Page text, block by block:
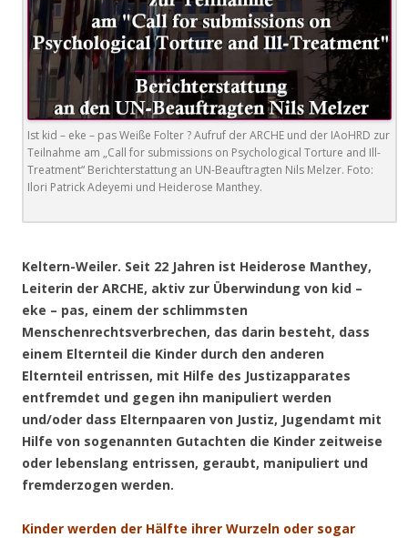
Ist kid – eke – pas Weiße Folter ? Aufruf der ARCHE und der IAoHRD zur
Teilnahme am „Call for submissions on Psychological Torture and Ill-
Treatment“ Berichterstattung an UN-Beauftragten Nils Melzer. Foto:
Ilori Patrick Adeyemi und Heiderose Manthey.
Keltern-Weiler. Seit 22 Jahren ist Heiderose Manthey,
Leiterin der ARCHE, aktiv zur Überwindung von kid –
eke – pas, einem der schlimmsten
Menschenrechtsverbrechen, das darin besteht, dass
einem Elternteil die Kinder durch den anderen
Elternteil entrissen, mit Hilfe des Justizapparates
entfremdet und gegen ihn manipuliert werden
und/oder dass Elternpaaren von Justiz, Jugendamt mit
Hilfe von sogenannten Gutachten die Kinder zeitweise
oder lebenslang entrissen, geraubt, manipuliert und
fremderzogen werden.
Kinder werden der Hälfte ihrer Wurzeln oder sogar